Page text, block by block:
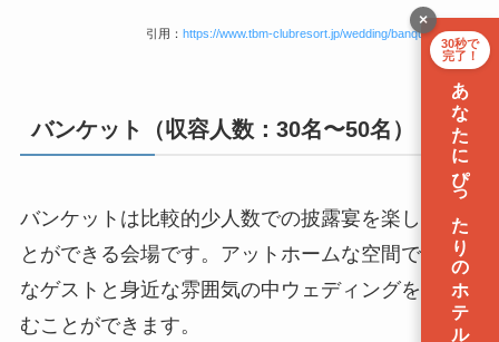
引用： https://www.tbm-clubresort.jp/wedding/banquet/laplage/
バンケット（収容人数：30名〜50名）
バンケットは比較的少人数での披露宴を楽しむこ
とができる会場です。アットホームな空間で大切
なゲストと身近な雰囲気の中ウェディングを楽し
むことができます。
×
30秒で
完了！
あなたにぴったりのホテル診断